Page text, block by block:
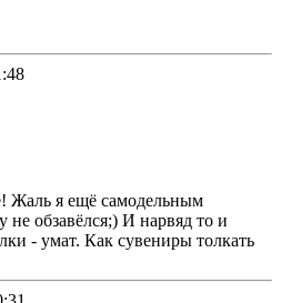
Жаль я ещё самодельным
не обзавёлся;) И нарвяд то и
- умат. Как сувениры толкать